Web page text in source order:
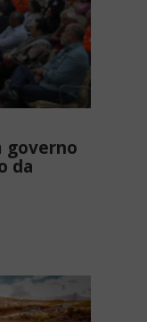
governo
da